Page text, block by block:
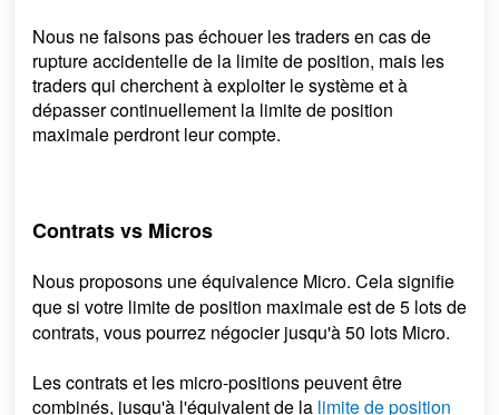
Nous ne faisons pas échouer les traders en cas de
rupture accidentelle de la limite de position, mais les
traders qui cherchent à exploiter le système et à
dépasser continuellement la limite de position
maximale perdront leur compte.
Contrats vs Micros
Nous proposons une équivalence Micro. Cela signifie
que si votre limite de position maximale est de 5 lots de
contrats, vous pourrez négocier jusqu'à 50 lots Micro.
Les contrats et les micro-positions peuvent être
combinés, jusqu'à l'équivalent de la limite de position